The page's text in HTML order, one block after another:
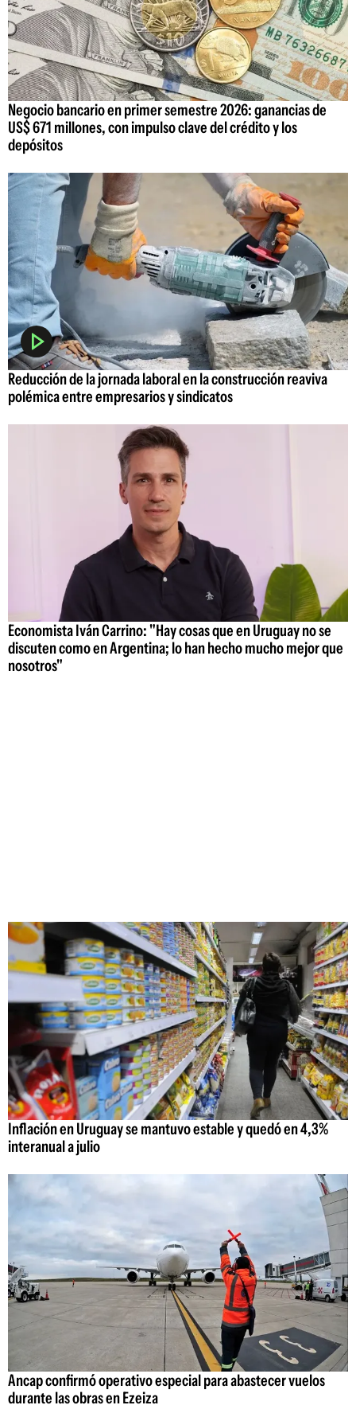
Negocio bancario en primer semestre 2026: ganancias de
US$ 671 millones, con impulso clave del crédito y los
depósitos
Reducción de la jornada laboral en la construcción reaviva
polémica entre empresarios y sindicatos
Economista Iván Carrino: "Hay cosas que en Uruguay no se
discuten como en Argentina; lo han hecho mucho mejor que
nosotros"
Inflación en Uruguay se mantuvo estable y quedó en 4,3%
interanual a julio
Ancap confirmó operativo especial para abastecer vuelos
durante las obras en Ezeiza